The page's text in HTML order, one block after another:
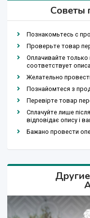
Советы
Познакомьтесь с
Проверьте товар
Оплачивайте только
соответствует
Желательно
Познайомтеся з
Перевірте товар
Сплачуйте лише
відповідає опису і
Бажано провести